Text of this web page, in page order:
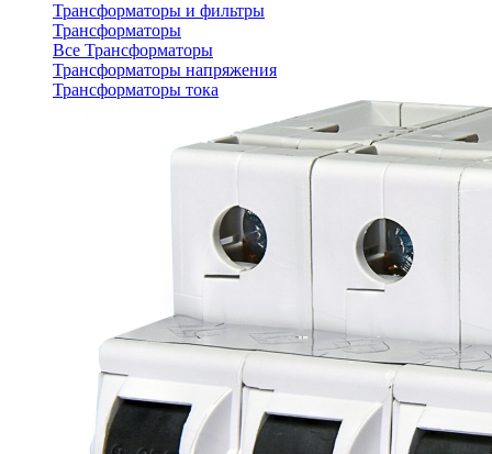
Трансформаторы и фильтры
Трансформаторы
Все Трансформаторы
Трансформаторы напряжения
Трансформаторы тока